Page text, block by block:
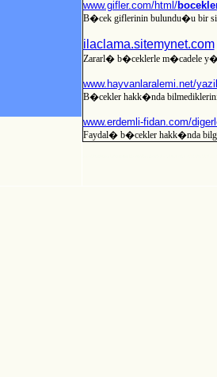
www.gifler.com/html/
B�cek giflerinin bulundu�u bir
ilaclama.sitemynet.com
Zararl� b�ceklerle m�cadele
www.hayvanlaralemi.net/
B�cekler hakk�nda
www.erdemli-fidan.com/
Faydal� b�cekler hakk�nda